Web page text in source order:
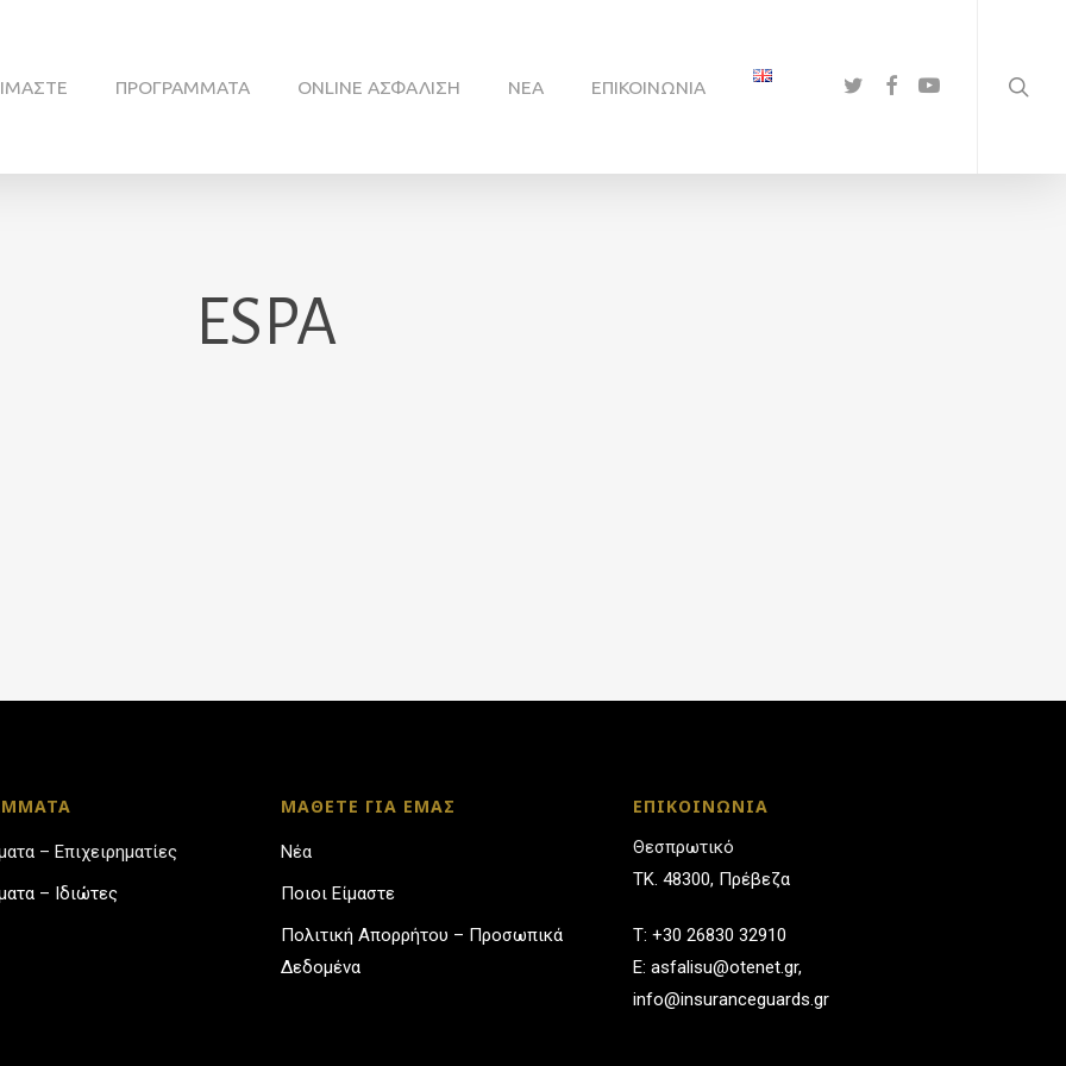
ΠΡΟΓΡΆΜΜΑΤΑ ONLINE ΑΣΦΆΛΙΣΗ ΝΈΑ ΕΠΙΚΟΙΝΩΝΊΑ TWITTERFACEBOOK
YOUTUBE
ESPA
– Επιχειρηματίες
– Ιδιώτες
ΜΑΘΕΤΕ ΓΙΑ ΕΜΑΣ
Νέα
Ποιοι Είμαστε
Πολιτική Απορρήτου – Προσωπικά
Δεδομένα
ΕΠΙΚΟΙΝΩΝΙΑ
Θεσπρωτικό
ΤΚ. 48300, Πρέβεζα
T:+30 26830 32910
E:asfalisu@otenet.gr,
info@insuranceguards.gr